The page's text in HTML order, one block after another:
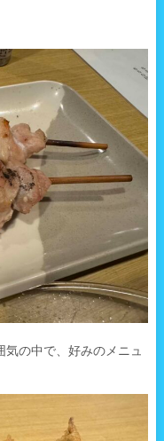
の中で、好みのメニュ